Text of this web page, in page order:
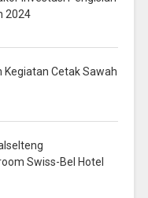
2024
Kegiatan Cetak Sawah
Swiss-Bel Hotel